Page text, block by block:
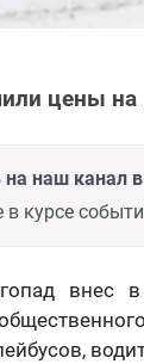
цены на
на наш канал
в курсе
внес